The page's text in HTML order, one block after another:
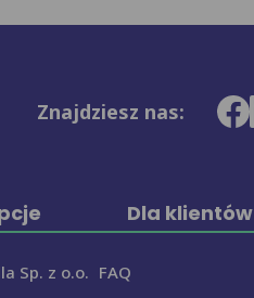
Znajdziesz nas:
Sp. z o.o.
Dla klientów
FAQ